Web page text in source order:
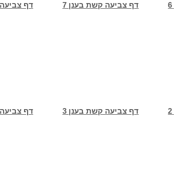
דף דף צביעה קשת בענן 7
דף דף צביעה קשת בענן 3